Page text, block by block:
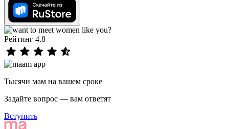
Рейтинг 4.8
Тысячи мам на вашем сроке
Задайте вопрос — вам ответят
Вступить